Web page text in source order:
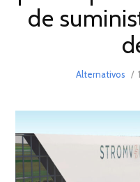
de
Alternativos